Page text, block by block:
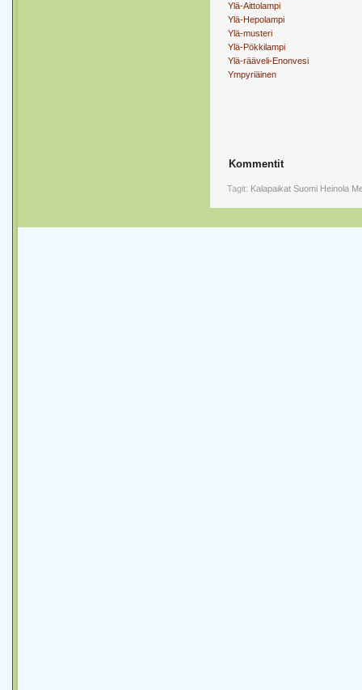
Ylä-Aittolampi
Ylä-Hepolampi
Ylä-musteri
Ylä-Pökkilampi
Ylä-rääveli-Enonvesi
Ympyriäinen
Kommentit
Tagit: Kalapaikat Suomi Heinola